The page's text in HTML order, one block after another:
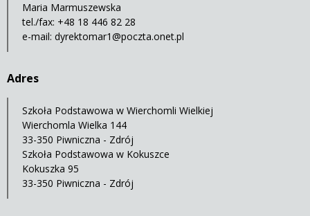
Maria Marmuszewska
tel./fax: +48 18 446 82 28
e-mail: dyrektomar1@poczta.onet.pl
Adres
Szkoła Podstawowa w Wierchomli Wielkiej
Wierchomla Wielka 144
33-350 Piwniczna - Zdrój
Szkoła Podstawowa w Kokuszce
Kokuszka 95
33-350 Piwniczna - Zdrój